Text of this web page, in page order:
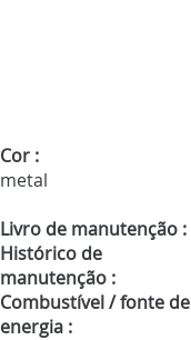
Cor :
metal
Livro de manutenção :
Histórico de
manutenção :
Combustível / fonte de
energia :